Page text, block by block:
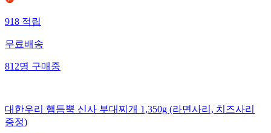
918 적립
무료배송
812명 구매중
대한우리 햄듬뿍 신사 부대찌개 1,350g (라면사리, 치즈사리
증정)